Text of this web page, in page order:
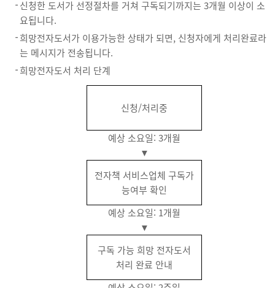
신청한 도서가 선정절차를 거쳐 구독되기까지는 3개월 이상이 소
요됩니다.
희망전자도서가 이용가능한 상태가 되면, 신청자에게 처리완료라
는 메시지가 전송됩니다.
희망전자도서 처리 단계
신청/처리중
예상 소요일: 3개월
전자책 서비스업체 구독가
능여부 확인
예상 소요일: 1개월
구독 가능 희망 전자도서
처리 완료 안내